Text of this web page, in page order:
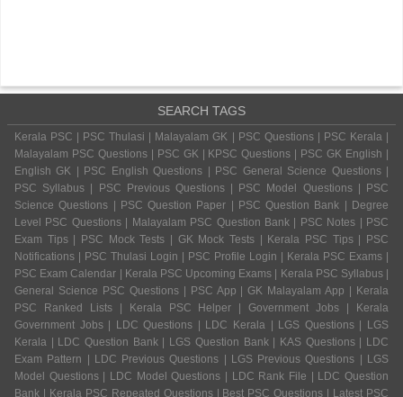
SEARCH TAGS
Kerala PSC | PSC Thulasi | Malayalam GK | PSC Questions | PSC Kerala |
Malayalam PSC Questions | PSC GK | KPSC Questions | PSC GK English |
English GK | PSC English Questions | PSC General Science Questions |
PSC Syllabus | PSC Previous Questions | PSC Model Questions | PSC
Science Questions | PSC Question Paper | PSC Question Bank | Degree
Level PSC Questions | Malayalam PSC Question Bank | PSC Notes | PSC
Exam Tips | PSC Mock Tests | GK Mock Tests | Kerala PSC Tips | PSC
Notifications | PSC Thulasi Login | PSC Profile Login | Kerala PSC Exams |
PSC Exam Calendar | Kerala PSC Upcoming Exams | Kerala PSC Syllabus |
General Science PSC Questions | PSC App | GK Malayalam App | Kerala
PSC Ranked Lists | Kerala PSC Helper | Government Jobs | Kerala
Government Jobs | LDC Questions | LDC Kerala | LGS Questions | LGS
Kerala | LDC Question Bank | LGS Question Bank | KAS Questions | LDC
Exam Pattern | LDC Previous Questions | LGS Previous Questions | LGS
Model Questions | LDC Model Questions | LDC Rank File | LDC Question
Bank | Kerala PSC Repeated Questions | Best PSC Questions | Latest PSC